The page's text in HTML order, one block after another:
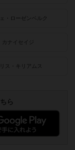
ェ・ローゼンベルク
カナイセイジ
リス・キリアムス
ら